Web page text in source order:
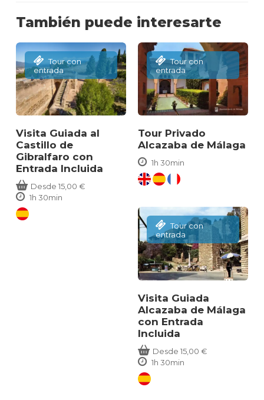
También puede interesarte
Tour con
entrada
Visita Guiada al
Castillo de
Gibralfaro con
Entrada Incluida
Desde 15,00 €
1h 30min
Tour con
entrada
Tour Privado
Alcazaba de Málaga
1h 30min
Tour con
entrada
Visita Guiada
Alcazaba de Málaga
con Entrada
Incluida
Desde 15,00 €
1h 30min